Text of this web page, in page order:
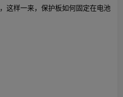
这样一来，保护板如何固定在电池